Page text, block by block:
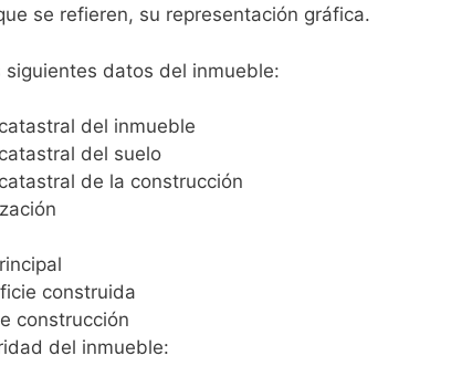
se refieren, su representación gráfica.
siguientes datos del inmueble:
del inmueble
del suelo
de la construcción
construida
construcción
del inmueble: